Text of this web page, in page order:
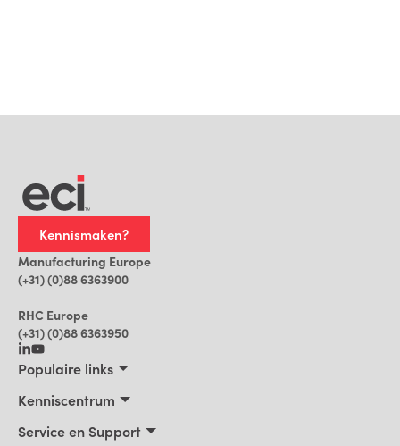
Kennismaken?
Manufacturing Europe
(+31) (0)88 6363900
RHC Europe
(+31) (0)88 6363950
Populaire links
Kenniscentrum
Service en Support